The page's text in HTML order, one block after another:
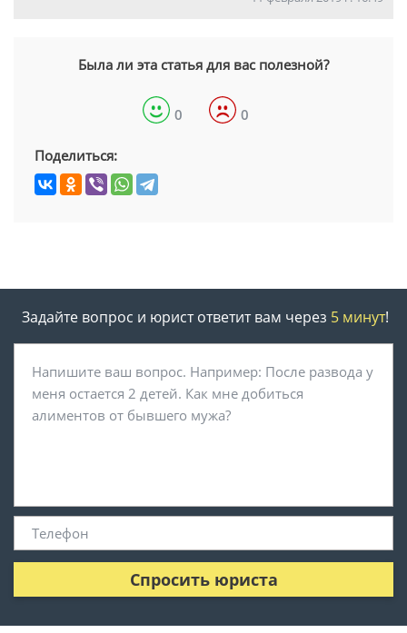
Была ли эта статья для вас полезной?
0 0
Поделиться:
Задайте вопрос и юрист ответит вам через 5 минут!
Спросить юриста